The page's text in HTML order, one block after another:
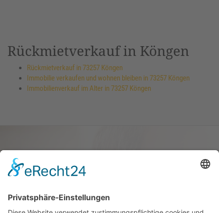
Rückmietverkauf in Köngen
Rückmietverkauf in 73257 Köngen
Immobilie verkaufen und wohnen bleiben in 73257 Köngen
Immobilienverkauf im Alter in 73257 Köngen
verkaufen und darin
wohnen bleiben